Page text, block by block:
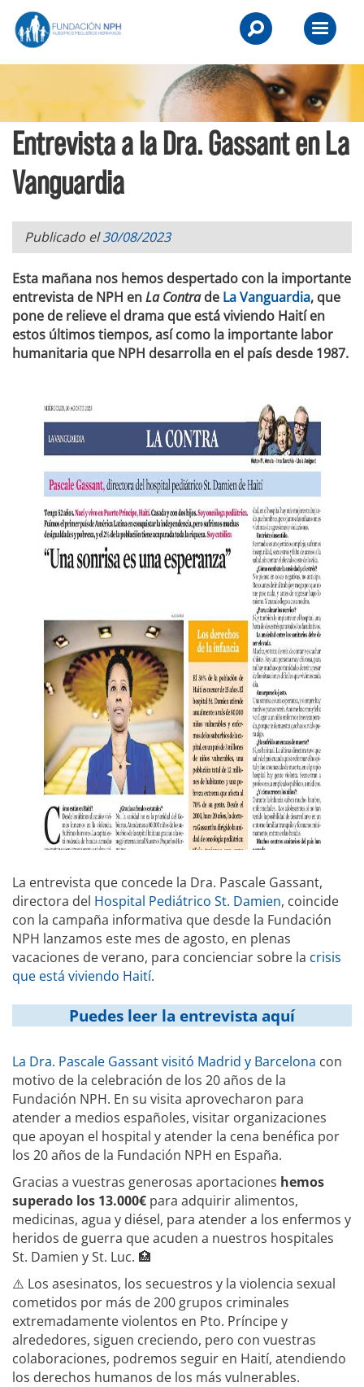
content
NPH
UK
Raising
Children,
Transforming
Lives.
Primary
Menu
Entrevista a la Dra. Gassant en La
Vanguardia
Publicado el30/08/2023
Esta mañana nos hemos despertado con la importante
entrevista de NPH enLa Contrade La Vanguardia, que
pone de relieve el drama que está viviendo Haití en
estos últimos tiempos, así como la importante labor
humanitaria que NPH desarrolla en el país desde 1987.
La entrevista que concede la Dra. Pascale Gassant,
directora del Hospital Pediátrico St. Damien, coincide
con la campaña informativa que desde la Fundación
NPH lanzamos este mes de agosto, en plenas
vacaciones de verano, para concienciar sobre la crisis
que está viviendo Haití.
Puedes leer la entrevista aquí
La Dra. Pascale Gassant visitó Madrid y Barcelona con
motivo de la celebración de los 20 años de la
Fundación NPH. En su visita aprovecharon para
atender a medios españoles, visitar organizaciones
que apoyan el hospital y atender la cena benéfica por
los 20 años de la Fundación NPH en España.
Gracias a vuestras generosas aportaciones hemos
superado los 13.000€ para adquirir alimentos,
medicinas, agua y diésel, para atender a los enfermos y
heridos de guerra que acuden a nuestros hospitales
St. Damien y St. Luc. 🏥
⚠️ Los asesinatos, los secuestros y la violencia sexual
cometidos por más de 200 grupos criminales
extremadamente violentos en Pto. Príncipe y
alrededores, siguen creciendo, pero con vuestras
colaboraciones, podremos seguir en Haití, atendiendo
los derechos humanos de los más vulnerables.